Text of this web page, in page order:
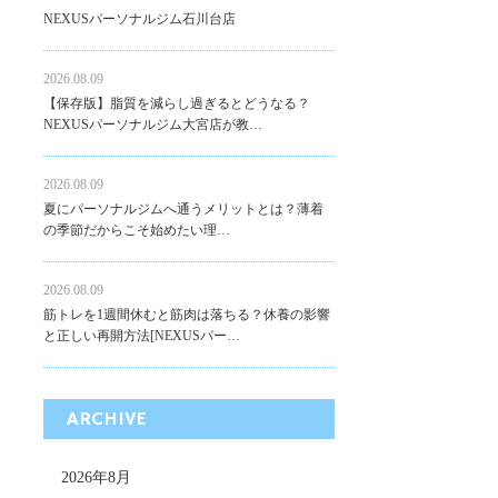
NEXUSパーソナルジム石川台店
2026.08.09
【保存版】脂質を減らし過ぎるとどうなる？
NEXUSパーソナルジム大宮店が教…
2026.08.09
夏にパーソナルジムへ通うメリットとは？薄着
の季節だからこそ始めたい理…
2026.08.09
筋トレを1週間休むと筋肉は落ちる？休養の影響
と正しい再開方法[NEXUSパー…
ARCHIVE
2026年8月